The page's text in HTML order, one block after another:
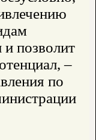
и позволит
–
по